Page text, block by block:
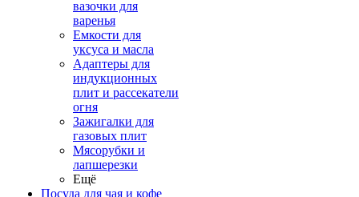
вазочки для
варенья
Емкости для
уксуса и масла
Адаптеры для
индукционных
плит и рассекатели
огня
Зажигалки для
газовых плит
Мясорубки и
лапшерезки
Ещё
Посуда для чая и кофе